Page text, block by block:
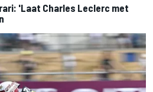
'Laat Charles Leclerc met